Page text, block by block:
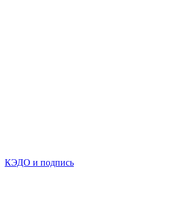
КЭДО и подпись